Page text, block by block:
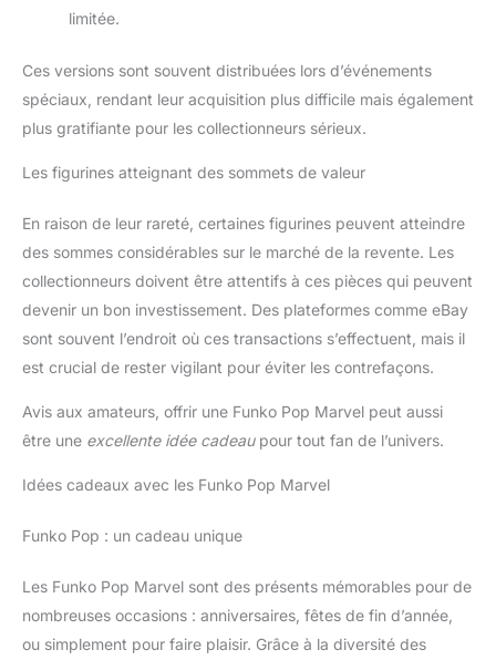
limitée.
Ces versions sont souvent distribuées lors d’événements
spéciaux, rendant leur acquisition plus difficile mais également
plus gratifiante pour les collectionneurs sérieux.
Les figurines atteignant des sommets de valeur
En raison de leur rareté, certaines figurines peuvent atteindre
des sommes considérables sur le marché de la revente. Les
collectionneurs doivent être attentifs à ces pièces qui peuvent
devenir un bon investissement. Des plateformes comme eBay
sont souvent l’endroit où ces transactions s’effectuent, mais il
est crucial de rester vigilant pour éviter les contrefaçons.
Avis aux amateurs, offrir une Funko Pop Marvel peut aussi
être une excellente idée cadeaupour tout fan de l’univers.
Idées cadeaux avec les Funko Pop Marvel
Funko Pop : un cadeau unique
Les Funko Pop Marvel sont des présents mémorables pour de
nombreuses occasions : anniversaires, fêtes de fin d’année,
ou simplement pour faire plaisir. Grâce à la diversité des